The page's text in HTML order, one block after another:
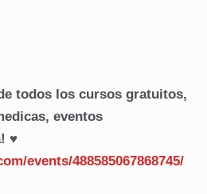
todos los cursos gratuitos,
eventos
♥
events/488585067868745/